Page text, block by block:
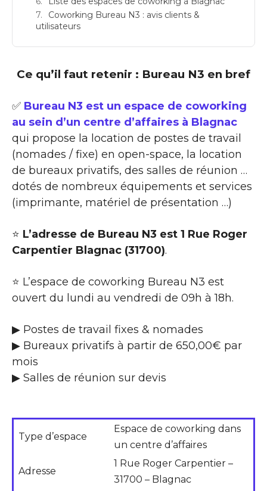
Coworking Bureau N3 : avis clients &
utilisateurs
Ce qu’il faut retenir : Bureau N3 en bref
✅ Bureau N3 est un espace de coworking
au sein d’un centre d’affaires à Blagnac
qui propose la location de postes de travail
(nomades / fixe) en open-space, la location
de bureaux privatifs, des salles de réunion …
dotés de nombreux équipements et services
(imprimante, matériel de présentation …)
⭐ L’adresse de Bureau N3 est 1 Rue Roger
Carpentier Blagnac (31700).
⭐ L’espace de coworking Bureau N3 est
ouvert du lundi au vendredi de 09h à 18h.
▶ Postes de travail fixes & nomades
▶ Bureaux privatifs à partir de 650,00€ par
mois
▶ Salles de réunion sur devis
Type d’espace
Espace de coworking dans
un centre d’affaires
Adresse
1 Rue Roger Carpentier –
31700 – Blagnac